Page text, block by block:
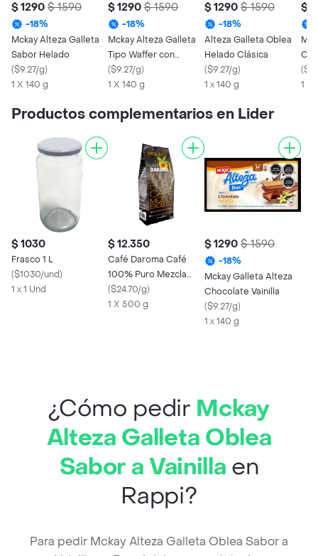
$ 1290 $ 1590
-18%
Mckay Alteza Galleta
Sabor Helado
($9.27/g)
1 X 140 g
$ 1290 $ 1590
-18%
Mckay Alteza Galleta
Tipo Waffer con
Relleno de Crema
Sabor a Frutilla
($9.27/g)
1 X 140 g
$ 1290 $ 1590
-18%
Alteza Galleta Oblea
Helado Clásica
($9.27/g)
1 x 140 g
$
(
1 x
Productos complementarios en Lider
$ 1030
Frasco 1 L
($1030/und)
1 x 1 Und
$ 12.350
Café Daroma Café
100% Puro Mezcla
Excelso
($24.70/g)
1 X 500 g
$ 1290 $ 1590
-18%
Mckay Galleta Alteza
Chocolate Vainilla
($9.27/g)
1 x 140 g
¿Cómo pedir Mckay
Alteza Galleta Oblea
Sabor a Vainilla en
Rappi?
Para pedir Mckay Alteza Galleta Oblea Sabor a